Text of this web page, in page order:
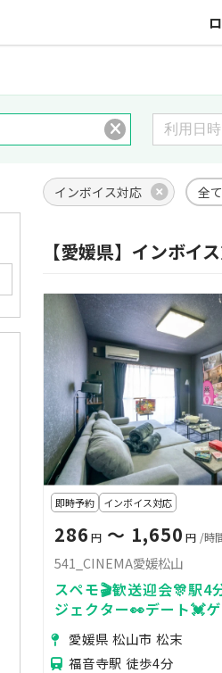
インボイス対応 全
【愛媛県】インボイ
即時予約 インボイス対応
286 円 〜 1,650 円 /時
541_CINEMA愛媛松山
スペモ🎬歓送迎会🎊駅4
ジェクター👀デート💓
541_CINEMA愛媛松山
愛媛県 松山市 松末
福音寺駅 徒歩4分